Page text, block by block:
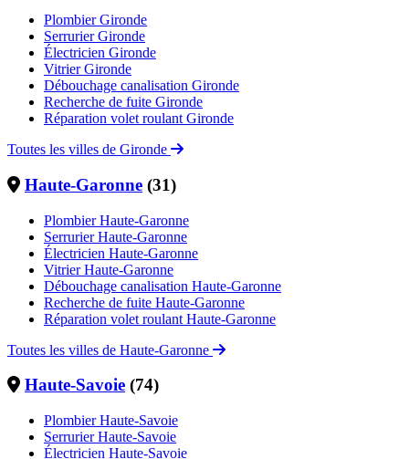
Plombier Gironde
Serrurier Gironde
Électricien Gironde
Vitrier Gironde
Débouchage canalisation Gironde
Recherche de fuite Gironde
Réparation volet roulant Gironde
Toutes les villes de Gironde
Haute-Garonne (31)
Plombier Haute-Garonne
Serrurier Haute-Garonne
Électricien Haute-Garonne
Vitrier Haute-Garonne
Débouchage canalisation Haute-Garonne
Recherche de fuite Haute-Garonne
Réparation volet roulant Haute-Garonne
Toutes les villes de Haute-Garonne
Haute-Savoie (74)
Plombier Haute-Savoie
Serrurier Haute-Savoie
Électricien Haute-Savoie